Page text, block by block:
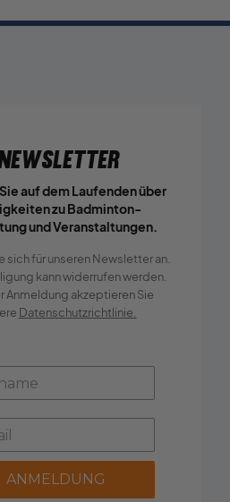
auf dem Laufenden über
zu Badminton-
und Veranstaltungen.
sich für unseren Newsletter an.
kann widerrufen werden.
Anmeldung akzeptieren Sie
Datenschutzrichtlinie.
ANMELDUNG